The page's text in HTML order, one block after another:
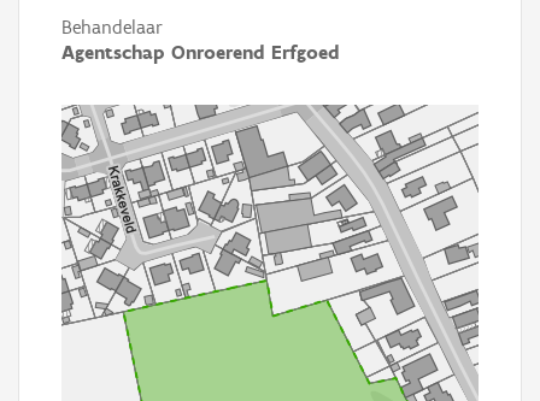
Behandelaar
Agentschap Onroerend Erfgoed